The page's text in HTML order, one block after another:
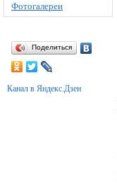
Фотогалереи
Поделиться
Канал в Яндекс.Дзен